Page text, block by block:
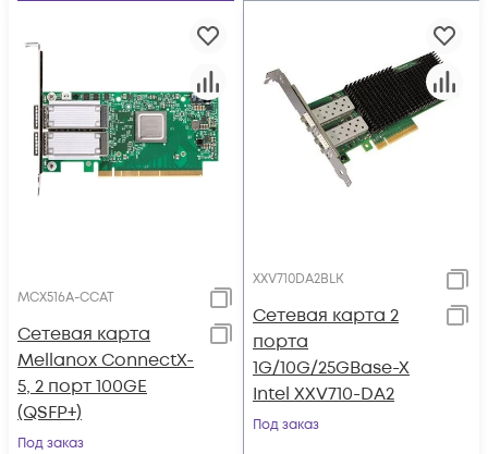
MCX516A-CCAT
Сетевая карта
Mellanox ConnectX-
5, 2 порт 100GE
(QSFP+)
Под заказ
XXV710DA2BLK
Сетевая карта 2
порта
1G/10G/25GBase-X
Intel XXV710-DA2
Под заказ